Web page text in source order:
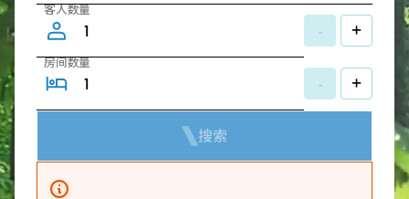
客人数量
- +
房间数量
- +
搜索